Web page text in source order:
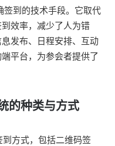
签到的技术手段。它取代
效率，减少了人为错
发布、日程安排、互动
平台，为参会者提供了
的种类与方式
方式，包括二维码签